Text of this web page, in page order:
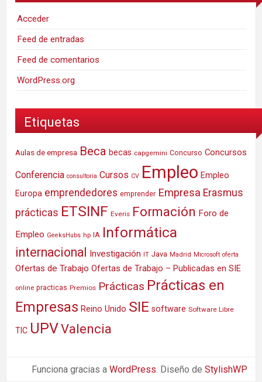
Acceder
Feed de entradas
Feed de comentarios
WordPress.org
Etiquetas
Aulas de empresa Beca becas capgemini Concurso Concursos
Conferencia consultoria Cursos CV Empleo Empleo
Europa emprendedores emprender Empresa Erasmus
prácticas ETSINF Everis Formación Foro de
Empleo GeeksHubs hp IA Informática
internacional Investigación IT Java Madrid Microsoft oferta
Ofertas de Trabajo Ofertas de Trabajo – Publicadas en SIE
online practicas Premios Prácticas Prácticas en
Empresas Reino Unido SIE software Software Libre
TIC UPVValencia
Funciona gracias a WordPress. Diseño de StylishWP